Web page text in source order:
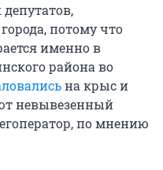
потому что
именно в
района во
на крыс и
невывезенный
по мнению